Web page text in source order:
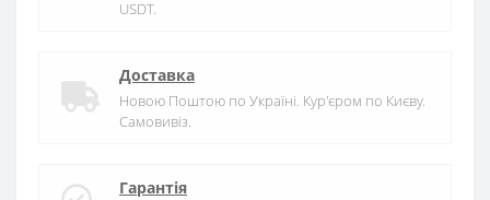
USDT.
Доставка
Новою Поштою по Україні. Кур'єром по Києву.
Самовивіз.
Гарантія